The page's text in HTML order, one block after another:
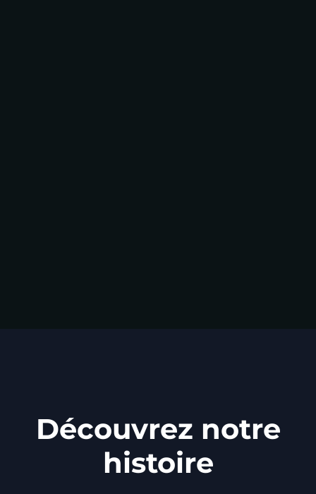
Découvrez notre
histoire